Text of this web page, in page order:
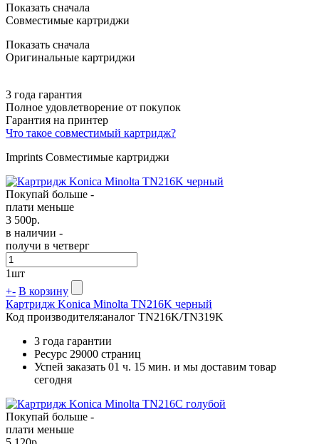
Показать сначала
Совместимые картриджи
Показать сначала
Оригинальные картриджи
3 года гарантия
Полное удовлетворение от покупок
Гарантия на принтер
Что такое совместимый картридж?
Imprints Совместимые картриджи
Покупай больше -
плати меньше
3 500р.
в наличии -
получи в четверг
1шт
+- В корзину
Картридж Konica Minolta TN216K черный
Код производителя:аналог TN216K/TN319K
3 года гарантии
Ресурс 29000 страниц
Успей заказать 01 ч. 15 мин. и мы доставим товар
сегодня
Покупай больше -
плати меньше